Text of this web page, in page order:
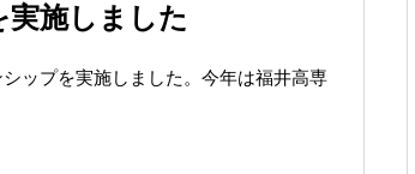
施しました
ップを実施しました。今年は福井高専